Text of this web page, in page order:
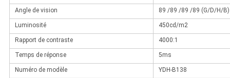
Angle de vision 89 /89 /89 /89 (G/D/H/B)
Luminosité 450cd/m2
Rapport de contraste 4000:1
Temps de réponse 5ms
Numéro de modèle YDH-B138